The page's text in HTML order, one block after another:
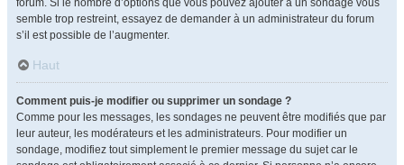
forum. Si le nombre d’options que vous pouvez ajouter à un sondage vous
semble trop restreint, essayez de demander à un administrateur du forum
s’il est possible de l’augmenter.
Haut
Comment puis-je modifier ou supprimer un sondage ?
Comme pour les messages, les sondages ne peuvent être modifiés que par
leur auteur, les modérateurs et les administrateurs. Pour modifier un
sondage, modifiez tout simplement le premier message du sujet car le